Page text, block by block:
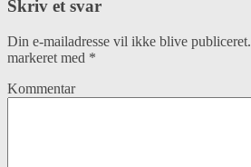
Skriv et svar
Din e-mailadresse vil ikke blive publiceret.
markeret med *
Kommentar